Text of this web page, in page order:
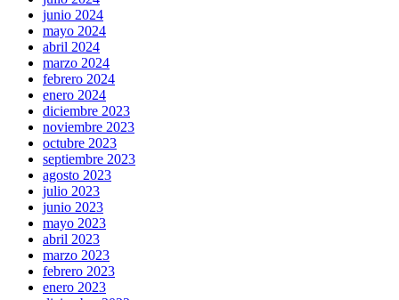
junio 2024
mayo 2024
abril 2024
marzo 2024
febrero 2024
enero 2024
diciembre 2023
noviembre 2023
octubre 2023
septiembre 2023
agosto 2023
julio 2023
junio 2023
mayo 2023
abril 2023
marzo 2023
febrero 2023
enero 2023